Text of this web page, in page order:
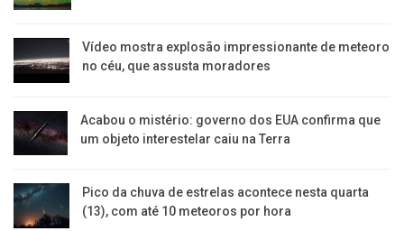
Vídeo mostra explosão impressionante de meteoro
no céu, que assusta moradores
Acabou o mistério: governo dos EUA confirma que
um objeto interestelar caiu na Terra
Pico da chuva de estrelas acontece nesta quarta
(13), com até 10 meteoros por hora